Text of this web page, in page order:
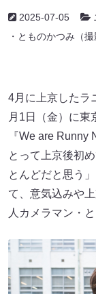
2025-07-05
・とものかつみ（撮
4月に上京したラ
月1日（金）に東
『We are Runny
とって上京後初
とんどだと思う
て、意気込みや
人カメラマン・